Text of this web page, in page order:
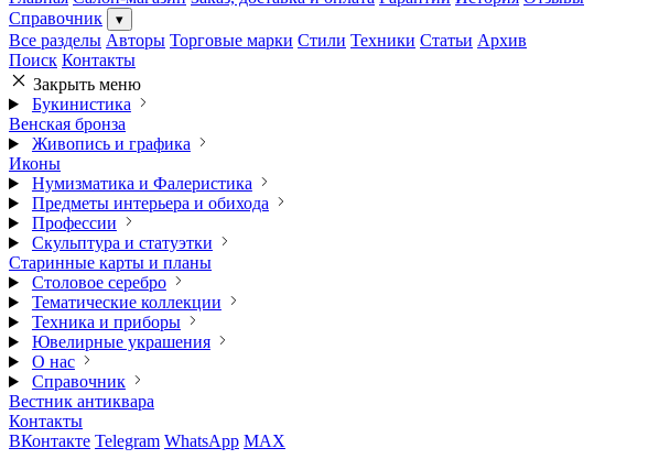
Справочник
▾
Все разделы Авторы Торговые марки Стили Техники Статьи Архив
Поиск Контакты
Закрыть меню
Букинистика
Венская бронза
Живопись и графика
Иконы
Нумизматика и Фалеристика
Предметы интерьера и обихода
Профессии
Скульптура и статуэтки
Старинные карты и планы
Столовое серебро
Тематические коллекции
Техника и приборы
Ювелирные украшения
О нас
Справочник
Вестник антиквара
Контакты
ВКонтакте Telegram WhatsApp MAX